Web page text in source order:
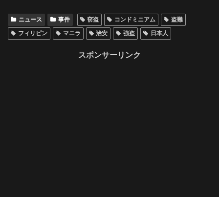
ニュース 事件 窃盗 コンドミニアム
盗難
フィリピン
マニラ 治安 強盗 日本人
スポンサーリンク